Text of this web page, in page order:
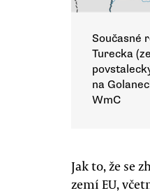
Současné
Turecka
na
WmC
Jak to, že se
zemí EU,